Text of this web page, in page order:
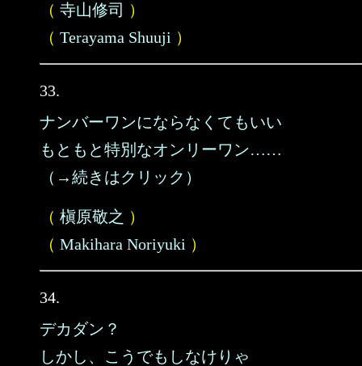
（ 寺山修司 ）
（ Terayama Shuuji ）
33.
ナンバーワンにならなくてもいい
もともと特別なオンリーワン……
（→続きはクリック）
（ 槇原敬之 ）
（ Makihara Noriyuki ）
34.
デカダン？
しかし、こうでもしなけりゃ